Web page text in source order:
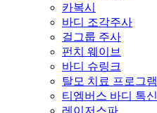
카복시
바디 조각주사
걸그룹 주사
펀치 웨이브
바디 슈링크
탈모 치료 프로그램
티엠버스 바디 톡신
레이저스파